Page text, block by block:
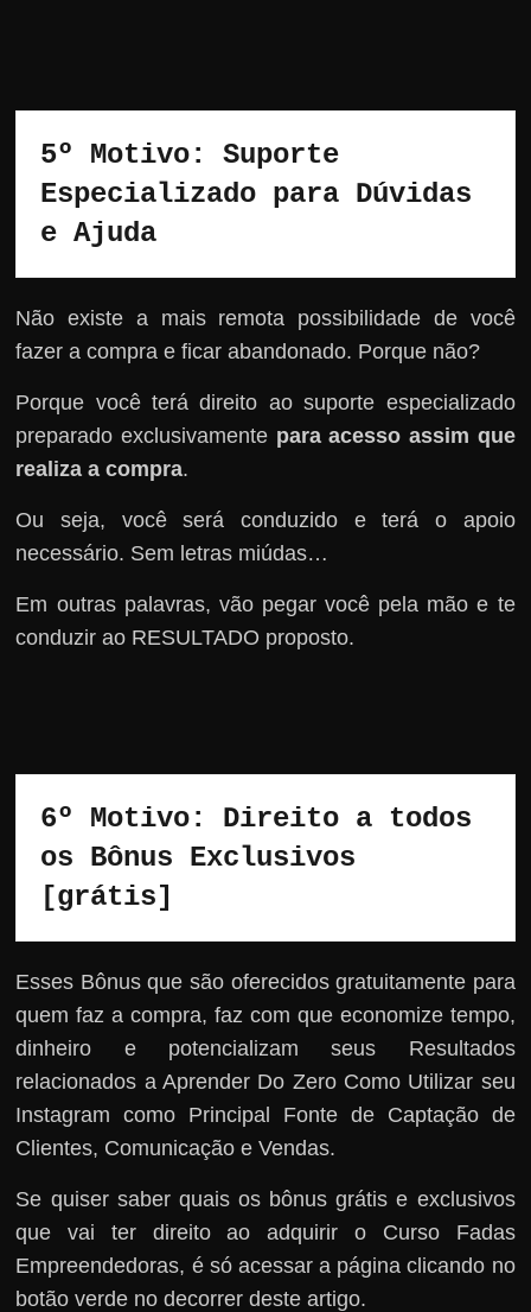
5º Motivo: Suporte
Especializado para Dúvidas
e Ajuda
Não existe a mais remota possibilidade de você
fazer a compra e ficar abandonado. Porque não?
Porque você terá direito ao suporte especializado
preparado exclusivamente para acesso assim que
realiza a compra.
Ou seja, você será conduzido e terá o apoio
necessário. Sem letras miúdas…
Em outras palavras, vão pegar você pela mão e te
conduzir ao RESULTADO proposto.
6º Motivo: Direito a todos
os Bônus Exclusivos
[grátis]
Esses Bônus que são oferecidos gratuitamente para
quem faz a compra, faz com que economize tempo,
dinheiro e potencializam seus Resultados
relacionados a Aprender Do Zero Como Utilizar seu
Instagram como Principal Fonte de Captação de
Clientes, Comunicação e Vendas.
Se quiser saber quais os bônus grátis e exclusivos
que vai ter direito ao adquirir o Curso Fadas
Empreendedoras, é só acessar a página clicando no
botão verde no decorrer deste artigo.